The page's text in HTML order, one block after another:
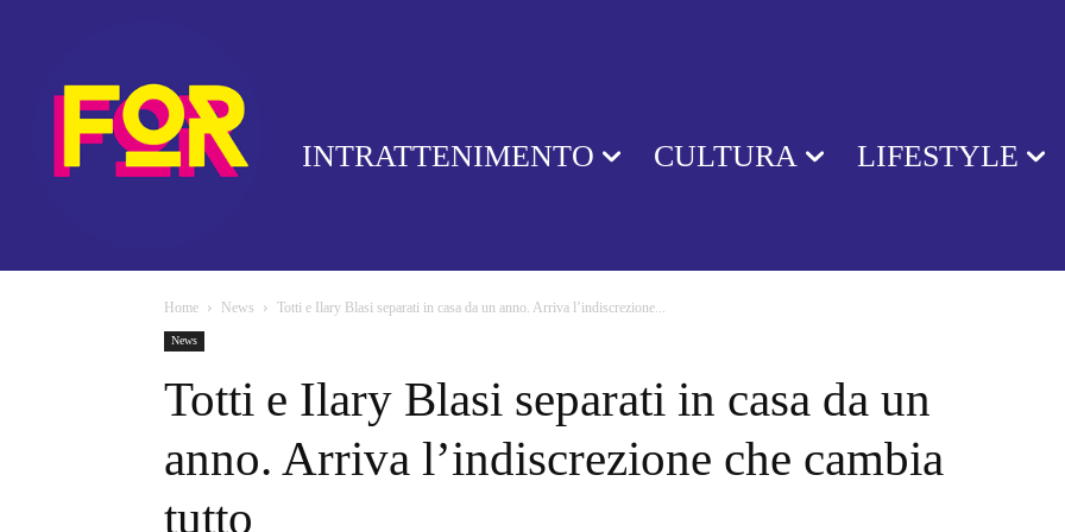
INTRATTENIMENTO CULTURA LIFESTYLE
Home News Totti e Ilary Blasi separati in casa da un anno. Arriva l’indiscrezione...
News
Totti e Ilary Blasi separati in casa da un
anno. Arriva l’indiscrezione che cambia
tutto